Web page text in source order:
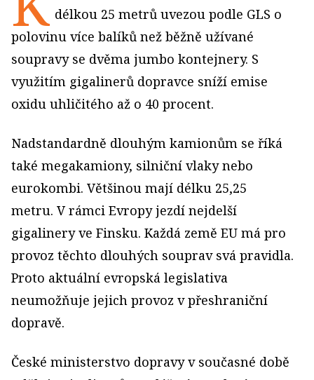
délkou 25 metrů uvezou podle GLS o
polovinu více balíků než běžně užívané
soupravy se dvěma jumbo kontejnery. S
využitím gigalinerů dopravce sníží emise
oxidu uhličitého až o 40 procent.
Nadstandardně dlouhým kamionům se říká
také megakamiony, silniční vlaky nebo
eurokombi. Většinou mají délku 25,25
metru. V rámci Evropy jezdí nejdelší
gigalinery ve Finsku. Každá země EU má pro
provoz těchto dlouhých souprav svá pravidla.
Proto aktuální evropská legislativa
neumožňuje jejich provoz v přeshraniční
dopravě.
České ministerstvo dopravy v současné době